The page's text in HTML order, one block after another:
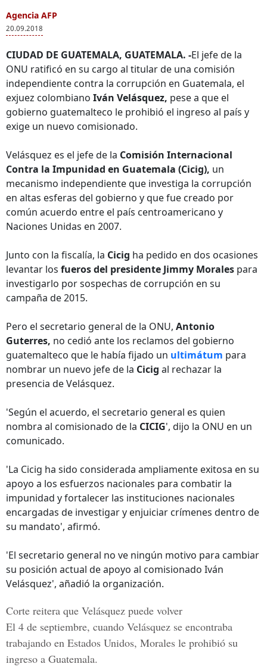
Agencia AFP
20.09.2018
CIUDAD DE GUATEMALA, GUATEMALA. -El jefe de la
ONU ratificó en su cargo al titular de una comisión
independiente contra la corrupción en Guatemala, el
exjuez colombiano Iván Velásquez, pese a que el
gobierno guatemalteco le prohibió el ingreso al país y
exige un nuevo comisionado.
Velásquez es el jefe de la Comisión Internacional
Contra la Impunidad en Guatemala (Cicig), un
mecanismo independiente que investiga la corrupción
en altas esferas del gobierno y que fue creado por
común acuerdo entre el país centroamericano y
Naciones Unidas en 2007.
Junto con la fiscalía, la Cicig ha pedido en dos ocasiones
levantar los fueros del presidente Jimmy Morales para
investigarlo por sospechas de corrupción en su
campaña de 2015.
Pero el secretario general de la ONU, Antonio
Guterres, no cedió ante los reclamos del gobierno
guatemalteco que le había fijado un ultimátum para
nombrar un nuevo jefe de la Cicig al rechazar la
presencia de Velásquez.
'Según el acuerdo, el secretario general es quien
nombra al comisionado de la CICIG', dijo la ONU en un
comunicado.
'La Cicig ha sido considerada ampliamente exitosa en su
apoyo a los esfuerzos nacionales para combatir la
impunidad y fortalecer las instituciones nacionales
encargadas de investigar y enjuiciar crímenes dentro de
su mandato', afirmó.
'El secretario general no ve ningún motivo para cambiar
su posición actual de apoyo al comisionado Iván
Velásquez', añadió la organización.
Corte reitera que Velásquez puede volver
El 4 de septiembre, cuando Velásquez se encontraba
trabajando en Estados Unidos, Morales le prohibió su
ingreso a Guatemala.